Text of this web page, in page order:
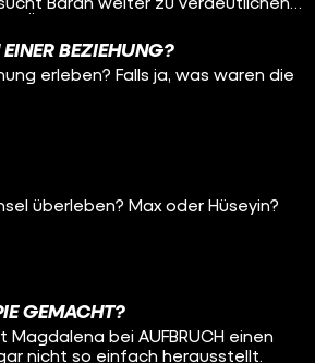
Chance, auf dem zweiten
erlangen. Außerdem darf er im
und muss sich vor Max beweisen.
ausbildung/tipps-suche-
Wir gehören auch zu #funk.
BEZIEHUNG?
erleben? Falls ja, was waren die
überleben? Max oder Hüseyin?
GEMACHT?
bei AUFBRUCH einen
nicht so einfach herausstellt.